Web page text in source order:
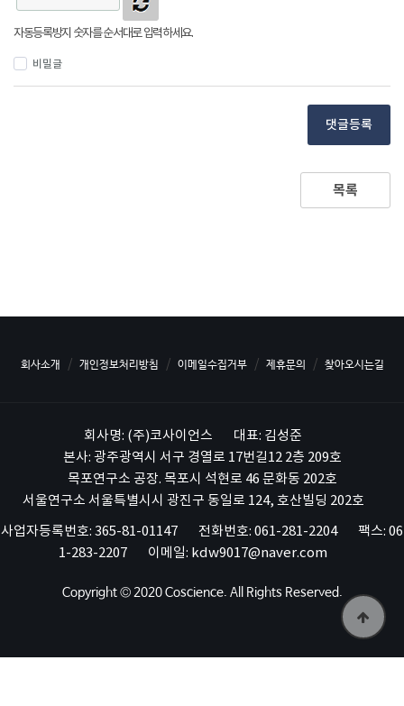
자동등록방지 숫자를 순서대로 입력하세요.
비밀글
댓글등록
목록
회사소개 개인정보처리방침 이메일수집거부 제휴문의 찾아오시는길
회사명: (주)코사이언스
대표: 김성준
본사: 광주광역시 서구 경열로 17번길12 2층 209호
목포연구소 공장. 목포시 석현로 46 문화동 202호
서울연구소 서울특별시시 광진구 동일로 124, 호산빌딩 202호
사업자등록번호: 365-81-01147
전화번호: 061-281-2204
팩스: 06
1-283-2207
이메일: kdw9017@naver.com
Copyright © 2020 Coscience. All Rights Reserved.